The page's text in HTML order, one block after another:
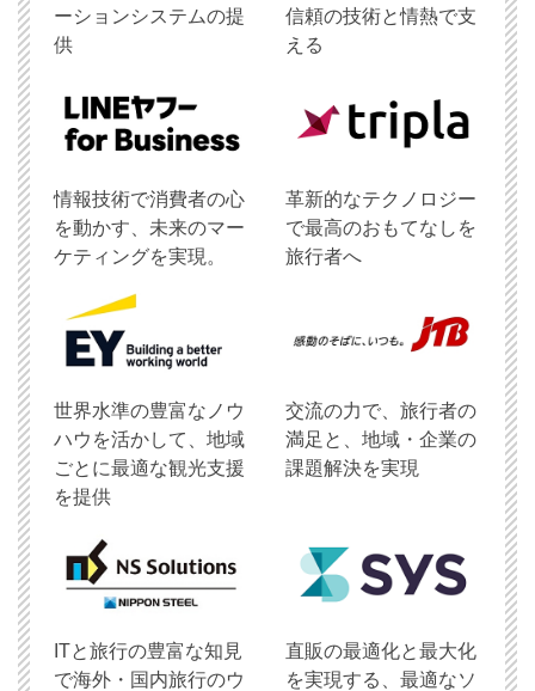
ーションシステムの提
供
信頼の技術と情熱で支
える
情報技術で消費者の心
を動かす、未来のマー
ケティングを実現。
革新的なテクノロジー
で最高のおもてなしを
旅行者へ
世界水準の豊富なノウ
ハウを活かして、地域
ごとに最適な観光支援
を提供
交流の力で、旅行者の
満足と、地域・企業の
課題解決を実現
ITと旅行の豊富な知見
で海外・国内旅行のウ
直販の最適化と最大化
を実現する、最適なソ